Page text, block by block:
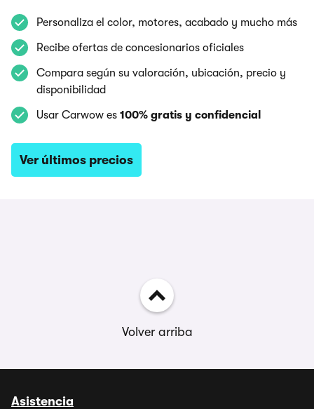
Personaliza el color, motores, acabado y mucho más
Recibe ofertas de concesionarios oficiales
Compara según su valoración, ubicación, precio y
disponibilidad
Usar Carwow es 100% gratis y confidencial
Ver últimos precios
Volver arriba
Asistencia